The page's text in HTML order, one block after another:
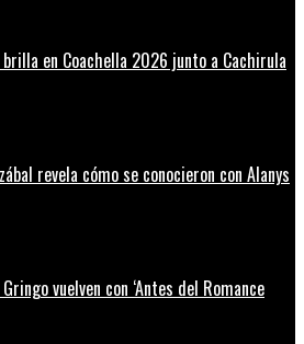
en Coachella 2026 junto a Cachirula
revela cómo se conocieron con Alanys
vuelven con ‘Antes del Romance